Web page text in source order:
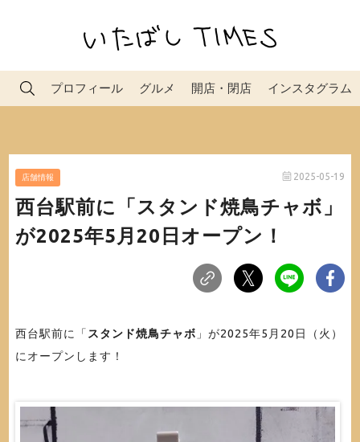
プロフィール グルメ 開店・閉店 インスタグラム
店舗情報 2025-05-19
西台駅前に「スタンド焼鳥チャボ」
が2025年5月20日オープン！
西台駅前に「 スタンド焼鳥チャボ 」が2025年5月20日（火）
にオープンします！